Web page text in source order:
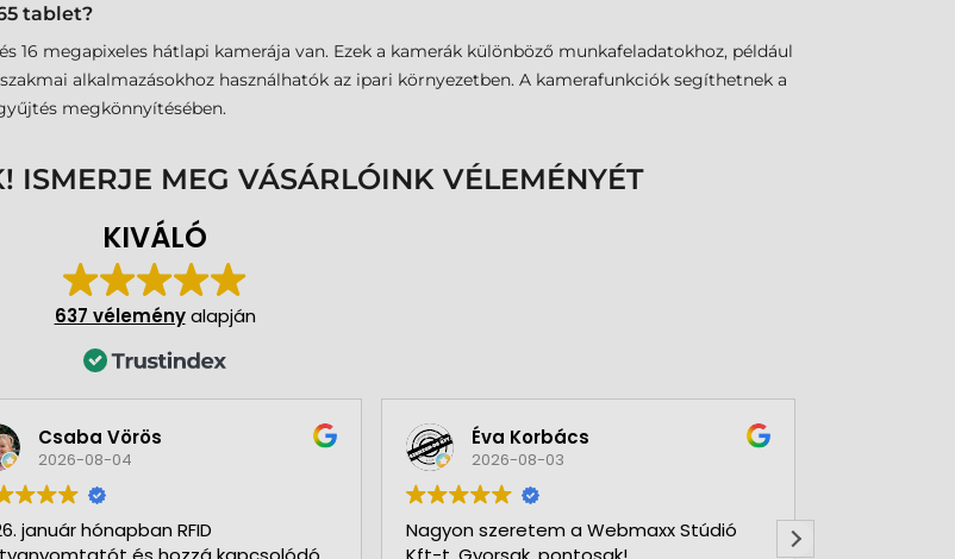
tablet?
16 megapixeles hátlapi kamerája van. Ezek a kamerák különböző munkafeladatokhoz, például
alkalmazásokhoz használhatók az ipari környezetben. A kamerafunkciók segíthetnek a
megkönnyítésében.
ISMERJE MEG VÁSÁRLÓINK VÉLEMÉNYÉT
KIVÁLÓ
637 véleményalapján
Csaba Vörös
2026-08-04
január hónapban RFID
Éva Korbács
2026-08-03
Nagyon szeretem a Webmaxx Stúdió